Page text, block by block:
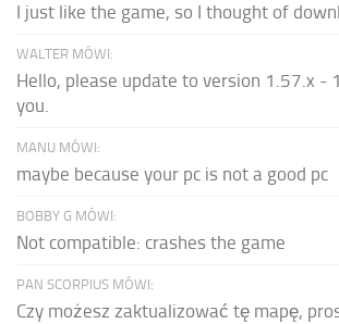
I just like the game, so I thought of
WALTER MÓWI:
Hello, please update to version 1.57.x -
you.
MANU MÓWI:
maybe because your pc is not a good pc
BOBBY G MÓWI:
Not compatible: crashes the game
PAN SCORPIUS MÓWI:
Czy możesz zaktualizować tę mapę,